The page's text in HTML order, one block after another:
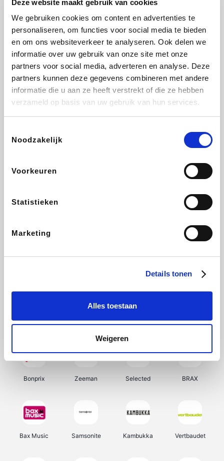
Deze website maakt gebruik van cookies
We gebruiken cookies om content en advertenties te
personaliseren, om functies voor social media te bieden
en om ons websiteverkeer te analyseren. Ook delen we
informatie over uw gebruik van onze site met onze
partners voor social media, adverteren en analyse. Deze
partners kunnen deze gegevens combineren met andere
informatie die u aan ze heeft verstrekt of die ze hebben
verzameld op basis van uw gebruik van hun services.
Noodzakelijk
Voorkeuren
Statistieken
Marketing
Details tonen
Alles toestaan
Weigeren
Sarenza Interhome Schiesser Bolt Energie
DeubaXXL
Ekoi About You
My Jewellery Tennis Point Samsung Delonghi
Bonprix Zeeman Selected BRAX
Bax Music Samsonite Kambukka Vertbaudet